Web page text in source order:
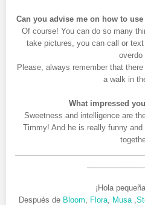
Can you advise me on how to
Of course! You can do so many
take pictures, you can call or
overdo
Please, always remember that
a walk in
What impressed
Sweetness and intelligence are
Timmy! And he is really funny
¡Hola
Después de Bloom Flora, Musa,